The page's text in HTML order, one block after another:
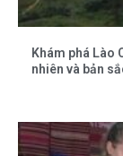
Khám phá Lào
nhiên và bản